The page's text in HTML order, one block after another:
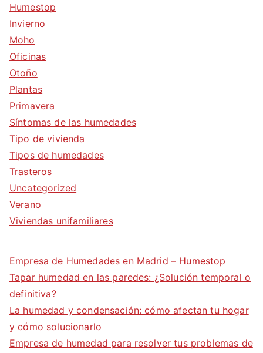
Humestop
Invierno
Moho
Oficinas
Otoño
Plantas
Primavera
Síntomas de las humedades
Tipo de vivienda
Tipos de humedades
Trasteros
Uncategorized
Verano
Viviendas unifamiliares
Empresa de Humedades en Madrid – Humestop
Tapar humedad en las paredes: ¿Solución temporal o
definitiva?
La humedad y condensación: cómo afectan tu hogar
y cómo solucionarlo
Empresa de humedad para resolver tus problemas de